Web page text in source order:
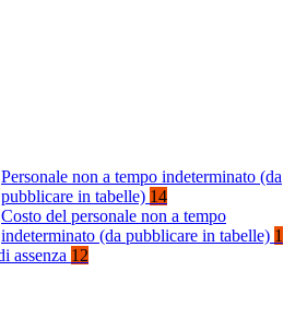
Personale non a tempo indeterminato (da
pubblicare in tabelle) 14
Costo del personale non a tempo
indeterminato (da pubblicare in tabelle) 1
assenza 12